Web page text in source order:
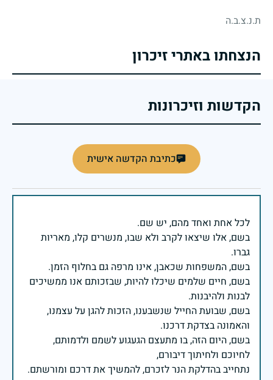
ת.נ.צ.ב.ה
הנצחתו באתרי זיכרון
הקדשות וזיכרונות
כתיבת הקדשה אישית
בשם, אלו שיצאו לקרב ולא שבו, מנשרים קלו, מאריות
בשם, חיים שלמים שיכלו להיות, שבזכותם אנו ממשיכים
בשם, שבועת החייל שנשבענו, הזכות להגן על עצמנו,
בשם, היום הזה, בו מתעצם הגעגוע לשמם ולדמותם,
נתחייב בהדלקת הנר לזכרם, להמשיך את דרכם ומורשתם.